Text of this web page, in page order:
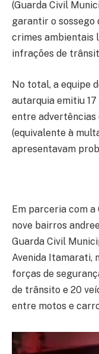
(Guarda Civil
garantir o sossego
crimes ambientais
infrações de
No total, a equipe
autarquia emitiu 17
entre
(equivalente à
apresentavam
Em parceria com
nove bairros
Guarda Civil
Avenida Itamarati,
forças de
de trânsito e 20
entre motos e